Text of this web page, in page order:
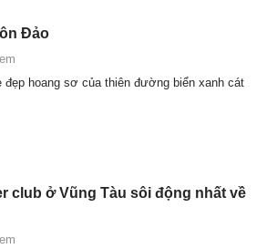
Đảo
hoang sơ của thiên đường biển xanh cát
club ở Vũng Tàu sôi động nhất về